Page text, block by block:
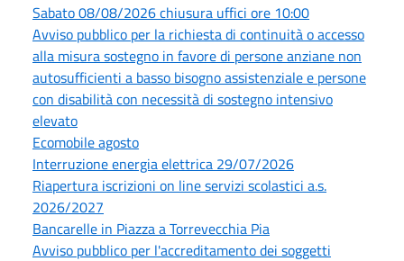
Sabato 08/08/2026 chiusura uffici ore 10:00
Avviso pubblico per la richiesta di continuità o accesso
alla misura sostegno in favore di persone anziane non
autosufficienti a basso bisogno assistenziale e persone
con disabilità con necessità di sostegno intensivo
elevato
Ecomobile agosto
Interruzione energia elettrica 29/07/2026
Riapertura iscrizioni on line servizi scolastici a.s.
2026/2027
Bancarelle in Piazza a Torrevecchia Pia
Avviso pubblico per l'accreditamento dei soggetti